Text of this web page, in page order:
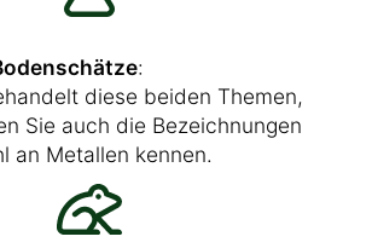
:
diese beiden Themen,
Sie auch die Bezeichnungen
an Metallen kennen.